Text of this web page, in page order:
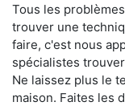
Tous les
trouver une
faire, c'est nous
spécialistes
Ne laissez plus le
maison. Faites les